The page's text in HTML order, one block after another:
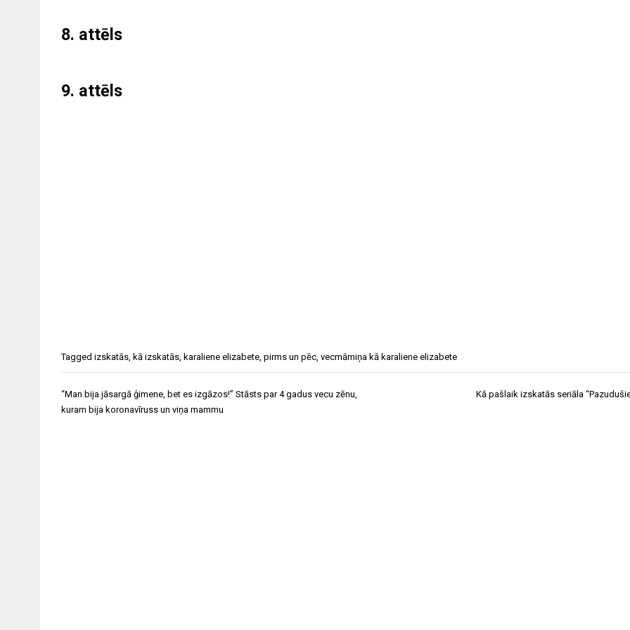
8. attēls
9. attēls
Tagged izskatās, kā izskatās, karaliene elizabete, pirms un pēc, vecmāmiņa kā karaliene elizabete
Ziņu
izvēlne
“Man bija jāsargā ģimene, bet es izgāzos!” Stāsts par 4 gadus vecu zēnu,
kuram bija koronavīruss un viņa mammu
Kā pašlaik izskatās seriāla